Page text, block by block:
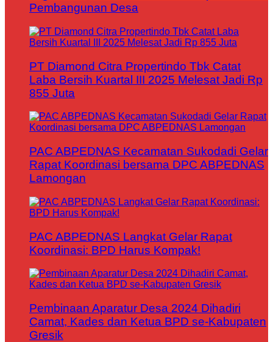
Pembangunan Desa
PT Diamond Citra Propertindo Tbk Catat
Laba Bersih Kuartal III 2025 Melesat Jadi Rp
855 Juta
PAC ABPEDNAS Kecamatan Sukodadi Gelar
Rapat Koordinasi bersama DPC ABPEDNAS
Lamongan
PAC ABPEDNAS Langkat Gelar Rapat
Koordinasi: BPD Harus Kompak!
Pembinaan Aparatur Desa 2024 Dihadiri
Camat, Kades dan Ketua BPD se-Kabupaten
Gresik